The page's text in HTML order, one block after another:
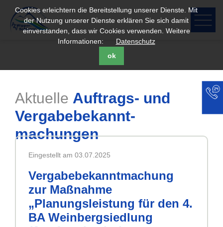
Cookies erleichtern die Bereitstellung unserer Dienste. Mit
der Nutzung unserer Dienste erklären Sie sich damit
einverstanden, dass wir Cookies verwenden. Weitere
Informationen:
Datenschutz
ok
Aktuelle Auftrags- und
Vergabe­bekannt­
machungen
Eingestellt am 03.07.2025
Vergabebekanntmachung
zur Maßnahme
„Planungsleistung für den 4.
BA Weinbergsiedlung